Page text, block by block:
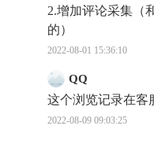
2.增加评论采集（
的）
2022-08-01 15:36:10
QQ
这个浏览记录在客
2022-08-09 09:03:25